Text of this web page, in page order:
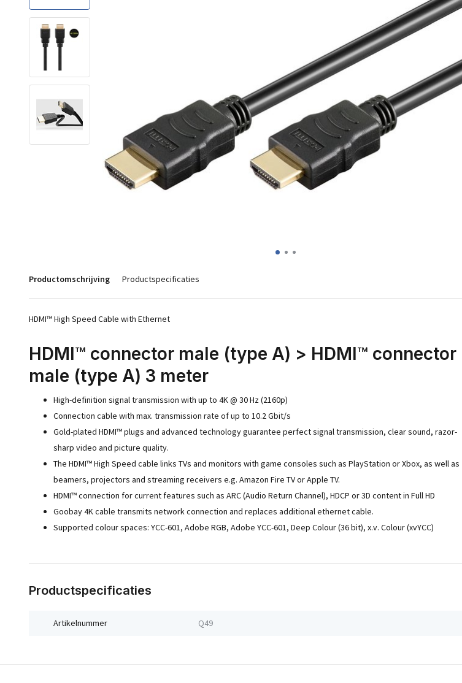
Productomschrijving Productspecificaties
HDMI™ High Speed Cable with Ethernet
HDMI™ connector male (type A) > HDMI™ connector
male (type A) 3 meter
High-definition signal transmission with up to 4K @ 30 Hz (2160p)
Connection cable with max. transmission rate of up to 10.2 Gbit/s
Gold-plated HDMI™ plugs and advanced technology guarantee perfect signal transmission, clear sound, razor-
sharp video and picture quality.
The HDMI™ High Speed cable links TVs and monitors with game consoles such as PlayStation or Xbox, as well as
beamers, projectors and streaming receivers e.g. Amazon Fire TV or Apple TV.
HDMI™ connection for current features such as ARC (Audio Return Channel), HDCP or 3D content in Full HD
Goobay 4K cable transmits network connection and replaces additional ethernet cable.
Supported colour spaces: YCC-601, Adobe RGB, Adobe YCC-601, Deep Colour (36 bit), x.v. Colour (xvYCC)
Productspecificaties
Artikelnummer Q49